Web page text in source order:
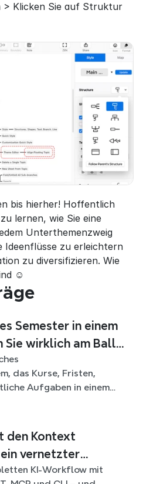
Klicken Sie auf Struktur
bis hierher! Hoffentlich
lernen, wie Sie eine
Unterthemenzweig
Ideenflüsse zu erleichtern
zu diversifizieren. Wie
☺
Semester in einem
Sie wirklich am Ball
das Kurse, Fristen,
Aufgaben in einem
den Kontext
vernetzter
KI-Workflow mit